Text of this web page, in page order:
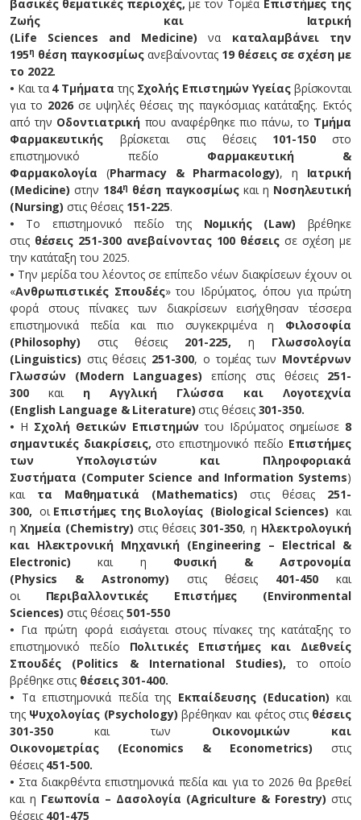
βασικές θεματικές περιοχές, με τον Τομέα Επιστήμες της
Ζωής και Ιατρική
(Life Sciences and Medicine) να καταλαμβάνει την
195η θέση παγκοσμίως ανεβαίνοντας 19 θέσεις σε σχέση με
το 2022.
• Και τα 4 Τμήματα της Σχολής Επιστημών Υγείαςβρίσκονται
για το 2026 σε υψηλές θέσεις της παγκόσμιας κατάταξης. Εκτός
από την Οδοντιατρική που αναφέρθηκε πιο πάνω, το Τμήμα
Φαρμακευτικής βρίσκεται στις θέσεις101-150στο
επιστημονικό πεδίο Φαρμακευτική &
Φαρμακολογία (Pharmacy & Pharmacology), η Ιατρική
(Medicine)στην 184η θέση παγκοσμίως και η Νοσηλευτική
(Nursing)στις θέσεις 151-225.
• To επιστημονικό πεδίο της Νομικής (Law) βρέθηκε
στις θέσεις 251-300 ανεβαίνοντας 100 θέσειςσε σχέση με
την κατάταξη του 2025.
• Την μερίδα του λέοντος σε επίπεδο νέων διακρίσεων έχουν οι
«Ανθρωπιστικές Σπουδές» του Ιδρύματος, όπου για πρώτη
φορά στους πίνακες των διακρίσεων εισήχθησαν τέσσερα
επιστημονικά πεδία και πιο συγκεκριμένα η Φιλοσοφία
(Philosophy) στις θέσεις 201-225, η Γλωσσολογία
(Linguistics) στις θέσεις251-300, ο τομέας των Μοντέρνων
Γλωσσών (Modern Languages)επίσης στις θέσεις251-
300και η Αγγλική Γλώσσα και Λογοτεχνία
(English Language & Literature)στις θέσεις301-350.
• Η Σχολή Θετικών Επιστημών του Ιδρύματος σημείωσε 8
σημαντικές διακρίσεις,στο επιστημονικό πεδίο Επιστήμες
των Υπολογιστών και Πληροφοριακά
Συστήματα (Computer Science and Information Systems)
και τα Μαθηματικά (Mathematics)στις θέσεις 251-
300, οι Επιστήμες της Βιολογίας (Biological Sciences)και
η Χημεία (Chemistry) στις θέσεις 301-350, η Ηλεκτρολογική
και Ηλεκτρονική Μηχανική (Engineering – Electrical &
Electronic)και η Φυσική & Αστρονομία
(Physics & Astronomy)στις θέσεις 401-450και
οι Περιβαλλοντικές Επιστήμες (Environmental
Sciences) στις θέσεις501-550
• Για πρώτη φορά εισάγεται στους πίνακες της κατάταξης το
επιστημονικό πεδίο Πολιτικές Επιστήμες και Διεθνείς
Σπουδές (Politics & International Studies),το οποίο
βρέθηκε στις θέσεις 301-400.
• Τα επιστημονικά πεδία της Εκπαίδευσης (Education) και
της Ψυχολογίας (Psychology) βρέθηκαν και φέτος στις θέσεις
301-350 και των Οικονομικών και
Οικονομετρίας
(Economics & Econometrics) στις
θέσεις 451-500.
• Στα διακρθέντα επιστημονικά πεδία και για το 2026 θα βρεθεί
και η Γεωπονία – Δασολογία (Agriculture & Forestry)στις
θέσεις 401-475